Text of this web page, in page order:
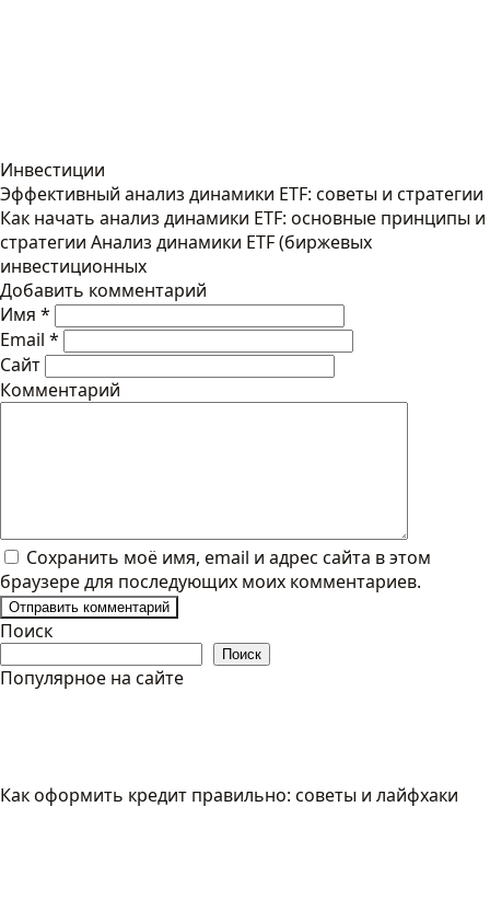
Инвестиции
Эффективный анализ динамики ETF: советы и стратегии
Как начать анализ динамики ETF: основные принципы и
стратегии Анализ динамики ETF (биржевых
инвестиционных
Добавить комментарий
Имя *
Email *
Сайт
Комментарий
Сохранить моё имя, email и адрес сайта в этом
браузере для последующих моих комментариев.
Поиск
Поиск
Популярное на сайте
Как оформить кредит правильно: советы и лайфхаки